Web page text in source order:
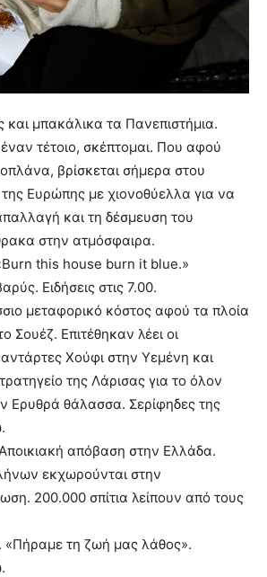
και μπακάλικα τα Πανεπιστήμια.
τέτοιο, σκέπτομαι. Που αφού
βρίσκεται σήμερα στου
Ευρώπης με χιονοθύελλα για να
και τη δέσμευση του
στην ατμόσφαιρα.
this house burn it blue.»
Ειδήσεις στις 7.00.
μεταφορικό κόστος αφού τα πλοία
Σουέζ. Επιτέθηκαν λέει οι
Χούφι στην Υεμένη και
της Λάρισας για το όλον
Ερυθρά θάλασσα. Σερίφηδες της
απόβαση στην Ελλάδα.
εκχωρούνται στην
200.000 σπίτια λείπουν από τους
«Πήραμε τη ζωή μας λάθος».